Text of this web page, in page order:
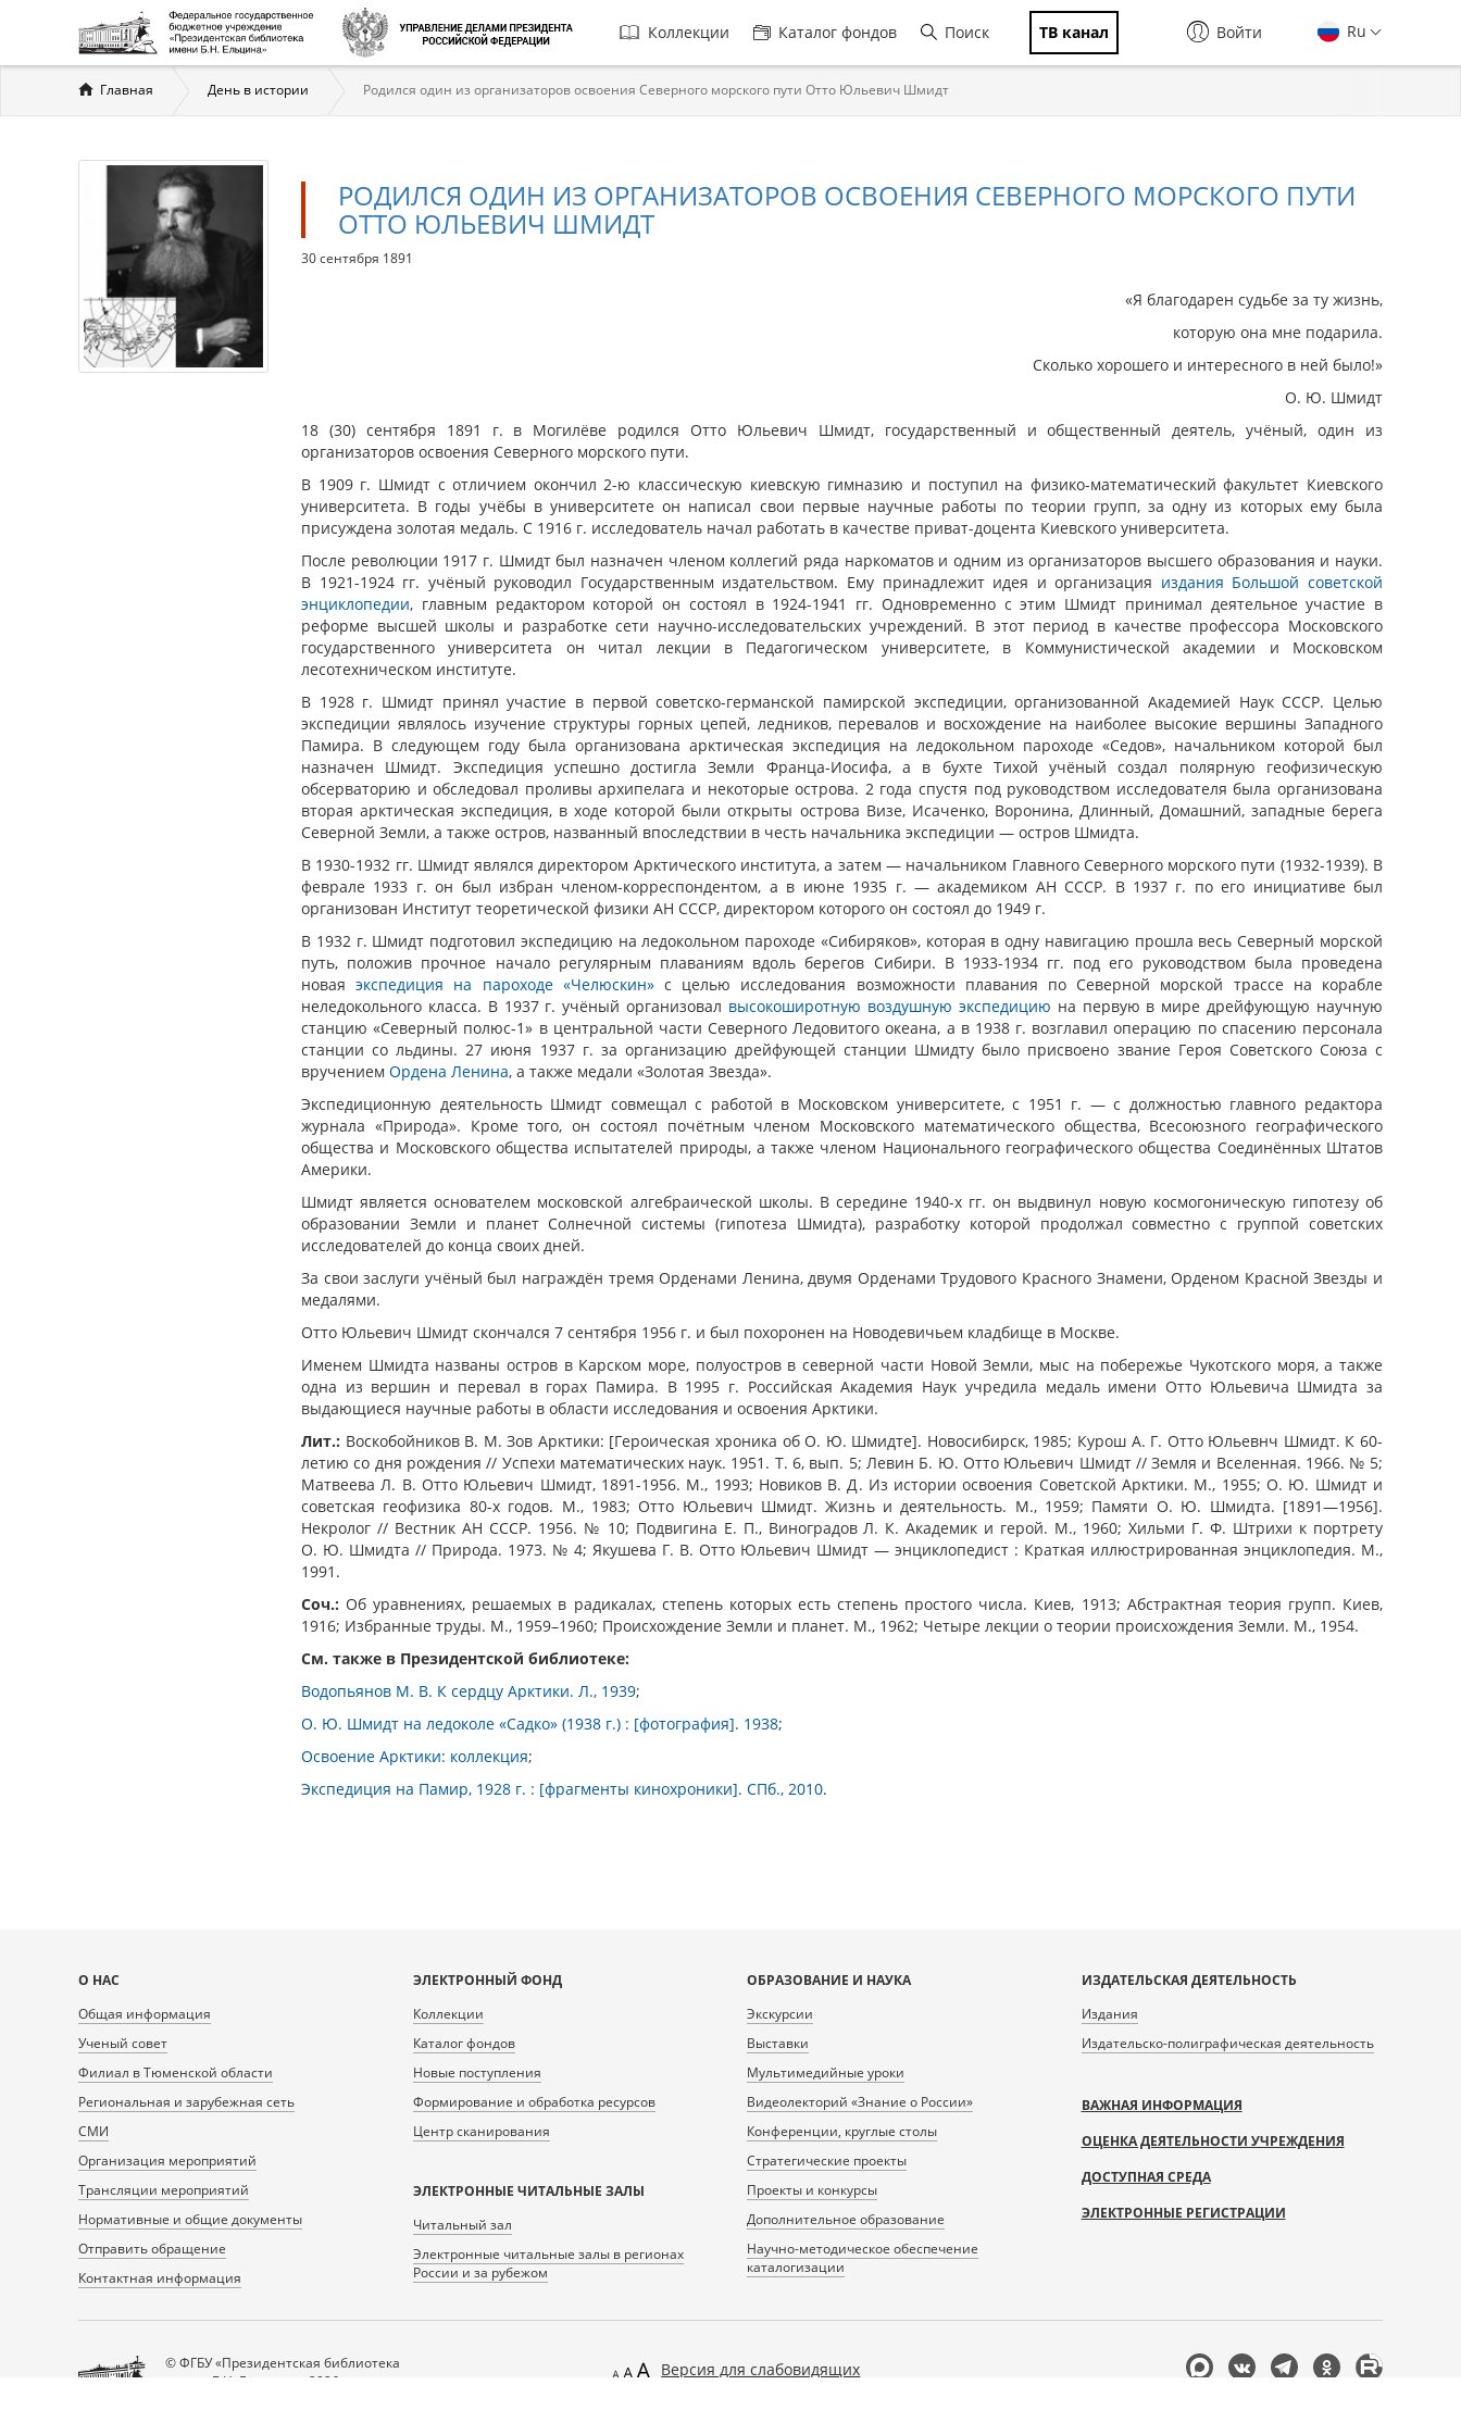
Главная
навигация
Коллекции Каталог фондов Поиск ТВ канал Ru
Войти
Вы
здесь
Главная День в истории Родился один из организаторов освоения Северного морского пути Отто Юльевич Шмидт
РОДИЛСЯ ОДИН ИЗ ОРГАНИЗАТОРОВ ОСВОЕНИЯ СЕВЕРНОГО МОРСКОГО ПУТИ
ОТТО ЮЛЬЕВИЧ ШМИДТ
30 сентября 1891
«Я благодарен судьбе за ту жизнь,
которую она мне подарила.
Сколько хорошего и интересного в ней было!»
О. Ю. Шмидт
18 (30) сентября 1891 г. в Могилёве родился Отто Юльевич Шмидт, государственный и общественный деятель, учёный, один из
организаторов освоения Северного морского пути.
В 1909 г. Шмидт с отличием окончил 2-ю классическую киевскую гимназию и поступил на физико-математический факультет Киевского
университета. В годы учёбы в университете он написал свои первые научные работы по теории групп, за одну из которых ему была
присуждена золотая медаль. С 1916 г. исследователь начал работать в качестве приват-доцента Киевского университета.
После революции 1917 г. Шмидт был назначен членом коллегий ряда наркоматов и одним из организаторов высшего образования и науки.
В 1921-1924 гг. учёный руководил Государственным издательством. Ему принадлежит идея и организация издания Большой советской
энциклопедии, главным редактором которой он состоял в 1924-1941 гг. Одновременно с этим Шмидт принимал деятельное участие в
реформе высшей школы и разработке сети научно-исследовательских учреждений. В этот период в качестве профессора Московского
государственного университета он читал лекции в Педагогическом университете, в Коммунистической академии и Московском
лесотехническом институте.
В 1928 г. Шмидт принял участие в первой советско-германской памирской экспедиции, организованной Академией Наук СССР. Целью
экспедиции являлось изучение структуры горных цепей, ледников, перевалов и восхождение на наиболее высокие вершины Западного
Памира. В следующем году была организована арктическая экспедиция на ледокольном пароходе «Седов», начальником которой был
назначен Шмидт. Экспедиция успешно достигла Земли Франца-Иосифа, а в бухте Тихой учёный создал полярную геофизическую
обсерваторию и обследовал проливы архипелага и некоторые острова. 2 года спустя под руководством исследователя была организована
вторая арктическая экспедиция, в ходе которой были открыты острова Визе, Исаченко, Воронина, Длинный, Домашний, западные берега
Северной Земли, а также остров, названный впоследствии в честь начальника экспедиции — остров Шмидта.
В 1930-1932 гг. Шмидт являлся директором Арктического института, а затем — начальником Главного Северного морского пути (1932-1939). В
феврале 1933 г. он был избран членом-корреспондентом, а в июне 1935 г. — академиком АН СССР. В 1937 г. по его инициативе был
организован Институт теоретической физики АН СССР, директором которого он состоял до 1949 г.
В 1932 г. Шмидт подготовил экспедицию на ледокольном пароходе «Сибиряков», которая в одну навигацию прошла весь Северный морской
путь, положив прочное начало регулярным плаваниям вдоль берегов Сибири. В 1933-1934 гг. под его руководством была проведена
новаяэкспедиция на пароходе «Челюскин»с целью исследования возможности плавания по Северной морской трассе на корабле
неледокольного класса. В 1937 г. учёный организовал высокоширотную воздушную экспедицию на первую в мире дрейфующую научную
станцию «Северный полюс-1» в центральной части Северного Ледовитого океана, а в 1938 г. возглавил операцию по спасению персонала
станции со льдины. 27 июня 1937 г. за организацию дрейфующей станции Шмидту было присвоено звание Героя Советского Союза с
вручением Ордена Ленина, а также медали «Золотая Звезда».
Экспедиционную деятельность Шмидт совмещал с работой в Московском университете, с 1951 г. — с должностью главного редактора
журнала «Природа». Кроме того, он состоял почётным членом Московского математического общества, Всесоюзного географического
общества и Московского общества испытателей природы, а также членом Национального географического общества Соединённых Штатов
Америки.
Шмидт является основателем московской алгебраической школы. В середине 1940-х гг. он выдвинул новую космогоническую гипотезу об
образовании Земли и планет Солнечной системы (гипотеза Шмидта), разработку которой продолжал совместно с группой советских
исследователей до конца своих дней.
За свои заслуги учёный был награждён тремя Орденами Ленина, двумя Орденами Трудового Красного Знамени, Орденом Красной Звезды и
медалями.
Отто Юльевич Шмидт скончался 7 сентября 1956 г. и был похоронен на Новодевичьем кладбище в Москве.
Именем Шмидта названы остров в Карском море, полуостров в северной части Новой Земли, мыс на побережье Чукотского моря, а также
одна из вершин и перевал в горах Памира. В 1995 г. Российская Академия Наук учредила медаль имени Отто Юльевича Шмидта за
выдающиеся научные работы в области исследования и освоения Арктики.
Лит.: Воскобойников В. М. Зов Арктики: [Героическая хроника об О. Ю. Шмидте]. Новосибирск, 1985; Курош А. Г. Отто Юльевнч Шмидт. К 60-
летию со дня рождения // Успехи математических наук. 1951. Т. 6, вып. 5; Левин Б. Ю. Отто Юльевич Шмидт // Земля и Вселенная. 1966. № 5;
Матвеева Л. В. Отто Юльевич Шмидт, 1891-1956. М., 1993; Новиков В. Д. Из истории освоения Советской Арктики. М., 1955; О. Ю. Шмидт и
советская геофизика 80-х годов. М., 1983; Отто Юльевич Шмидт. Жизнь и деятельность. М., 1959; Памяти О. Ю. Шмидта. [1891—1956].
Некролог // Вестник АН СССР. 1956. № 10; Подвигина Е. П., Виноградов Л. К. Академик и герой. М., 1960; Хильми Г. Ф. Штрихи к портрету
О. Ю. Шмидта // Природа. 1973. № 4; Якушева Г. В. Отто Юльевич Шмидт — энциклопедист : Краткая иллюстрированная энциклопедия. М.,
1991.
Соч.: Об уравнениях, решаемых в радикалах, степень которых есть степень простого числа. Киев, 1913; Абстрактная теория групп. Киев,
1916; Избранные труды. М., 1959–1960; Происхождение Земли и планет. М., 1962; Четыре лекции о теории происхождения Земли. М., 1954.
См. также в Президентской библиотеке:
Водопьянов М. В. К сердцу Арктики. Л., 1939;
О. Ю. Шмидт на ледоколе «Садко» (1938 г.) : [фотография]. 1938;
Освоение Арктики: коллекция;
Экспедиция на Памир, 1928 г. : [фрагменты кинохроники]. СПб., 2010.
Карта
сайта
О НАС
Общая информация
Ученый совет
Филиал в Тюменской области
Региональная и зарубежная сеть
СМИ
Организация мероприятий
Трансляции мероприятий
Нормативные и общие документы
Отправить обращение
Контактная информация
ЭЛЕКТРОННЫЙ ФОНД
Коллекции
Каталог фондов
Новые поступления
Формирование и обработка ресурсов
Центр сканирования
ЭЛЕКТРОННЫЕ ЧИТАЛЬНЫЕ ЗАЛЫ
Читальный зал
Электронные читальные залы в регионах
России и за рубежом
ОБРАЗОВАНИЕ И НАУКА
Экскурсии
Выставки
Мультимедийные уроки
Видеолекторий «Знание о России»
Конференции, круглые столы
Стратегические проекты
Проекты и конкурсы
Дополнительное образование
Научно-методическое обеспечение
каталогизации
ИЗДАТЕЛЬСКАЯ ДЕЯТЕЛЬНОСТЬ
Издания
Издательско-полиграфическая деятельность
ВАЖНАЯ ИНФОРМАЦИЯ
ОЦЕНКА ДЕЯТЕЛЬНОСТИ УЧРЕЖДЕНИЯ
ДОСТУПНАЯ СРЕДА
ЭЛЕКТРОННЫЕ РЕГИСТРАЦИИ
© ФГБУ «Президентская библиотека
имени Б.Н. Ельцина», 2026
Версия для слабовидящих